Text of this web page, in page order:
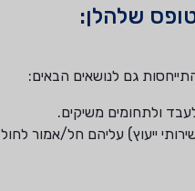
שלהלן:
גם לנושאים הבאים:
ולתחומים משיקים.
ייעוץ) עליהם חל/אמור לחול